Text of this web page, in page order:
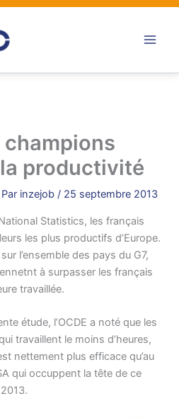
la productivité
inzejob/ 25 septembre 2013
Statistics, les français
les plus productifs d’Europe.
l’ensemble des pays du G7,
à surpasser les français
travaillée.
étude, l’OCDE a noté que les
travaillent le moins d’heures,
nettement plus efficace qu’au
qui occuppent la tête de ce